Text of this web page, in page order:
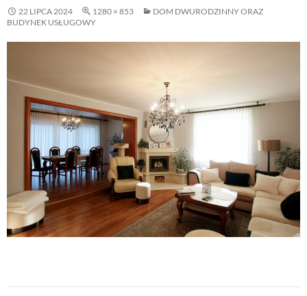
22 LIPCA 2024 1280 × 853
DOM DWURODZINNY ORAZ
BUDYNEK USŁUGOWY